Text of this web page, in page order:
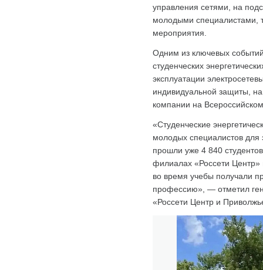
управления сетями, на
молодыми специалистами,
мероприятия.
Одним из ключевых
студенческих
эксплуатации
индивидуальной защиты,
компании на
«Студенческие
молодых специалистов для
прошли уже 4 840
филиалах «Россети
во время учебы получали
профессию», — отметил
«Россети Центр и